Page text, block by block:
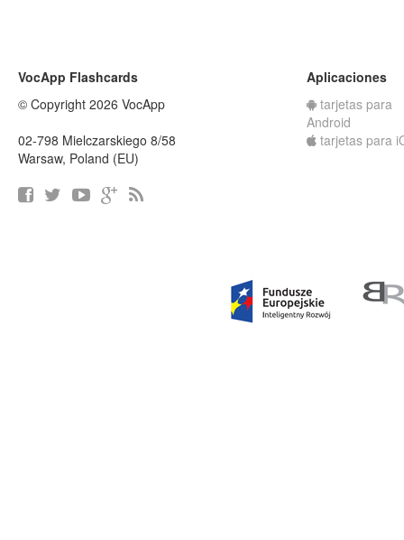
VocApp Flashcards
© Copyright 2026 VocApp
02-798 Mielczarskiego 8/58
Warsaw, Poland (EU)
Aplicaciones
tarjetas para
Android
tarjetas para